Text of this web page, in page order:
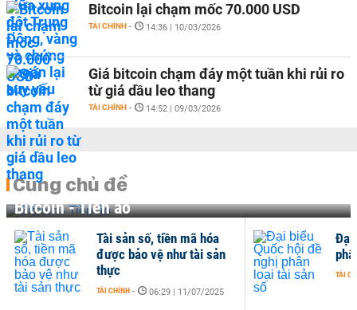
Bitcoin lại chạm mốc 70.000 USD
TÀI CHÍNH - 14:36 | 10/03/2026
Giá bitcoin chạm đáy một tuần khi rủi ro
từ giá dầu leo thang
TÀI CHÍNH - 14:52 | 09/03/2026
Cùng chủ đề
Bitcoin - Tiền ảo
Tài sản số, tiền mã hóa
được bảo vệ như tài sản
thực
TÀI CHÍNH - 06:29 | 11/07/2025
Đại
TÀI